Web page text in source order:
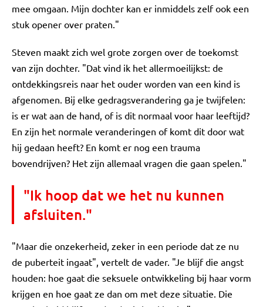
mee omgaan. Mijn dochter kan er inmiddels zelf ook een
stuk opener over praten."
Steven maakt zich wel grote zorgen over de toekomst
van zijn dochter. "Dat vind ik het allermoeilijkst: de
ontdekkingsreis naar het ouder worden van een kind is
afgenomen. Bij elke gedragsverandering ga je twijfelen:
is er wat aan de hand, of is dit normaal voor haar leeftijd?
En zijn het normale veranderingen of komt dit door wat
hij gedaan heeft? En komt er nog een trauma
bovendrijven? Het zijn allemaal vragen die gaan spelen."
"Ik hoop dat we het nu kunnen
afsluiten."
"Maar die onzekerheid, zeker in een periode dat ze nu
de puberteit ingaat", vertelt de vader. "Je blijf die angst
houden: hoe gaat die seksuele ontwikkeling bij haar vorm
krijgen en hoe gaat ze dan om met deze situatie. Die